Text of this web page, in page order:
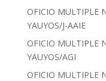
OFICIO MULTIPLE
YAUYOS/J-AAIE
OFICIO MULTIPLE
YAUYOS/AGI
OFICIO MULTIPLE